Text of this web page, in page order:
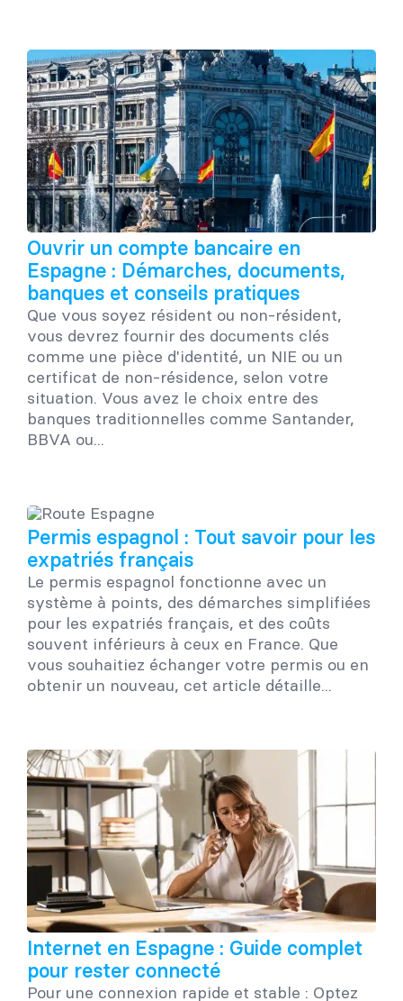
Ouvrir un compte bancaire en
Espagne : Démarches, documents,
banques et conseils pratiques
Que vous soyez résident ou non-résident,
vous devrez fournir des documents clés
comme une pièce d'identité, un NIE ou un
certificat de non-résidence, selon votre
situation. Vous avez le choix entre des
banques traditionnelles comme Santander,
BBVA ou...
Permis espagnol : Tout savoir pour les
expatriés français
Le permis espagnol fonctionne avec un
système à points, des démarches simplifiées
pour les expatriés français, et des coûts
souvent inférieurs à ceux en France. Que
vous souhaitiez échanger votre permis ou en
obtenir un nouveau, cet article détaille...
Internet en Espagne : Guide complet
pour rester connecté
Pour une connexion rapide et stable : Optez